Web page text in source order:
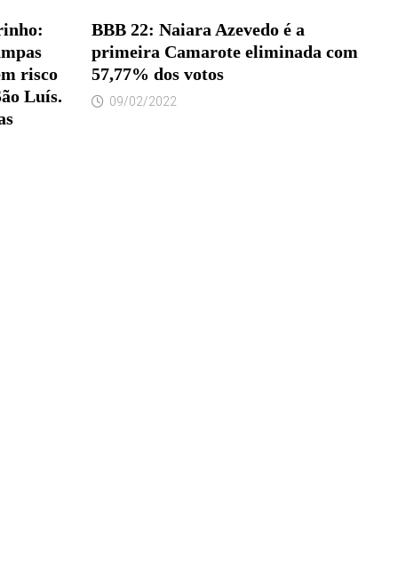
risco
Luís.
BBB 22: Naiara Azevedo é a
primeira Camarote eliminada com
57,77% dos votos
09/02/2022